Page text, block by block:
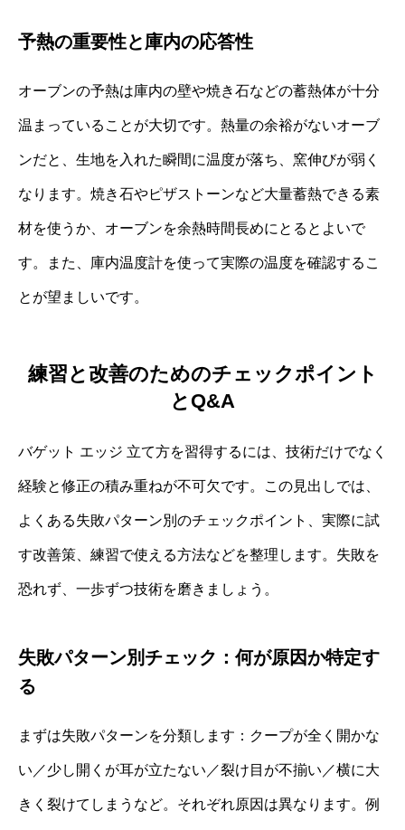
予熱の重要性と庫内の応答性
オーブンの予熱は庫内の壁や焼き石などの蓄熱体が十分
温まっていることが大切です。熱量の余裕がないオーブ
ンだと、生地を入れた瞬間に温度が落ち、窯伸びが弱く
なります。焼き石やピザストーンなど大量蓄熱できる素
材を使うか、オーブンを余熱時間長めにとるとよいで
す。また、庫内温度計を使って実際の温度を確認するこ
とが望ましいです。
練習と改善のためのチェックポイント
とQ&A
バゲット エッジ 立て方を習得するには、技術だけでなく
経験と修正の積み重ねが不可欠です。この見出しでは、
よくある失敗パターン別のチェックポイント、実際に試
す改善策、練習で使える方法などを整理します。失敗を
恐れず、一歩ずつ技術を磨きましょう。
失敗パターン別チェック：何が原因か特定す
る
まずは失敗パターンを分類します：クープが全く開かな
い／少し開くが耳が立たない／裂け目が不揃い／横に大
きく裂けてしまうなど。それぞれ原因は異なります。例